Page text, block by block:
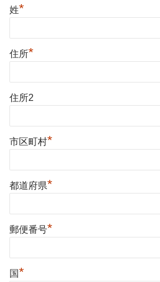
姓*
住所*
住所2
市区町村*
都道府県*
郵便番号*
国*